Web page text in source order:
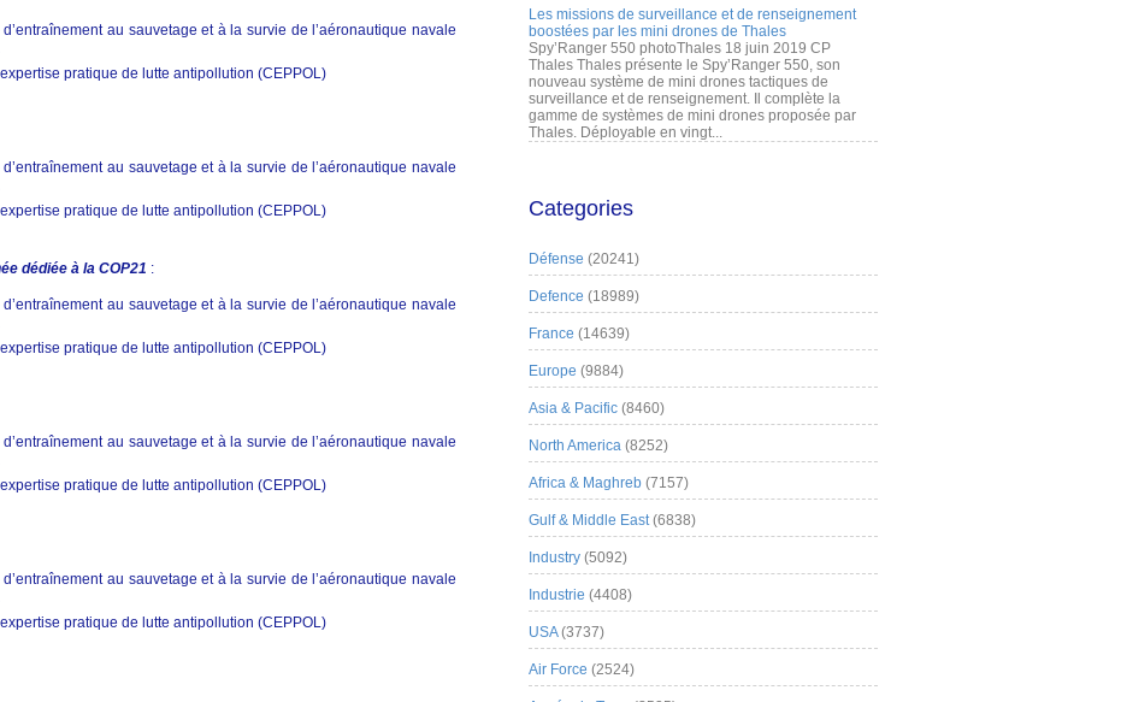
au sauvetage et à la survie de l’aéronautique navale
pratique de lutte antipollution (CEPPOL)
au sauvetage et à la survie de l’aéronautique navale
pratique de lutte antipollution (CEPPOL)
dédiée à la COP21 :
au sauvetage et à la survie de l’aéronautique navale
pratique de lutte antipollution (CEPPOL)
au sauvetage et à la survie de l’aéronautique navale
pratique de lutte antipollution (CEPPOL)
au sauvetage et à la survie de l’aéronautique navale
pratique de lutte antipollution (CEPPOL)
Les missions de surveillance et de renseignement
boostées par les mini drones de Thales
Spy’Ranger 550 photoThales 18 juin 2019 CP
Thales Thales présente le Spy’Ranger 550, son
nouveau système de mini drones tactiques de
surveillance et de renseignement. Il complète la
gamme de systèmes de mini drones proposée par
Thales. Déployable en vingt...
Categories
Défense (20241)
Defence (18989)
France (14639)
Europe (9884)
Asia & Pacific (8460)
North America (8252)
Africa & Maghreb (7157)
Gulf & Middle East(6838)
Industry (5092)
Industrie (4408)
USA(3737)
Air Force (2524)